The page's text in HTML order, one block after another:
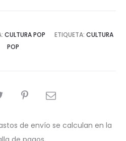
CULTURA POP ETIQUETA: CULTURA
POP
de envío se calculan en la